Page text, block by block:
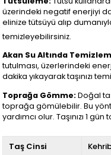
üzerindeki negatif enerjiyi
elinize tütsüyü alıp
temizleyebilirsiniz.
Akan Su Altında
tutulması, üzerlerindeki
dakika yıkayarak taşınızı
Toprağa Gömme:Doğal
toprağa gömülebilir. Bu
yardımcı olur. Taşınızı 1
Taş Cinsi